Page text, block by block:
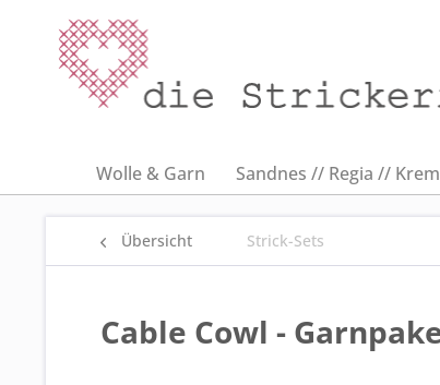
Wolle & Garn Sandnes // Regia //
Übersicht Strick-Sets
Cable Cowl -